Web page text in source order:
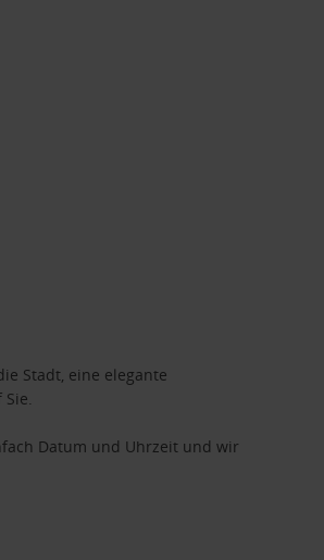
Stadt, eine elegante
Datum und Uhrzeit und wir